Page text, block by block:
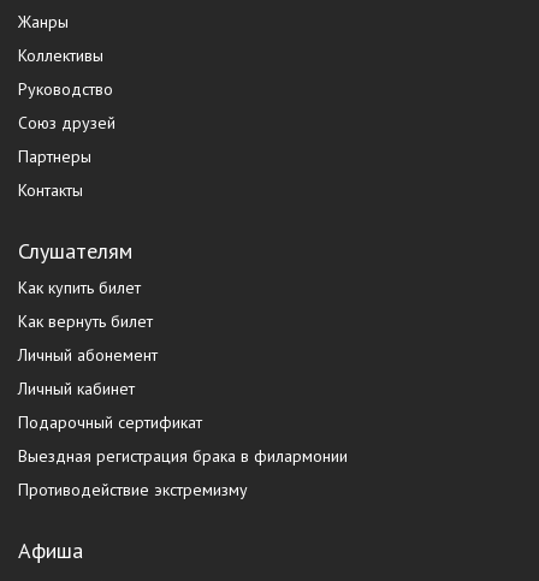
Жанры
Коллективы
Руководство
Союз друзей
Партнеры
Контакты
Слушателям
Как купить билет
Как вернуть билет
Личный абонемент
Личный кабинет
Подарочный сертификат
Выездная регистрация брака в филармонии
Противодействие экстремизму
Афиша